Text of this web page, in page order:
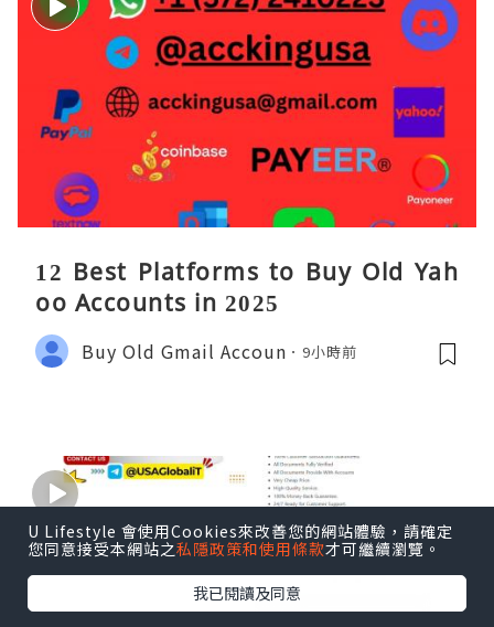
12 Best Platforms to Buy Old Yah
oo Accounts in 2025
Buy Old Gmail Accoun 9小時前
U Lifestyle 會使用Cookies來改善您的網站體驗，請確定
您同意接受本網站之私隱政策和使用條款才可繼續瀏覽。
我已閱讀及同意